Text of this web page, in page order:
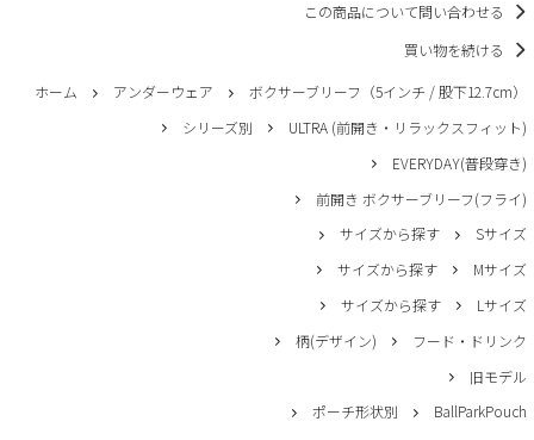
この商品について問い合わせる
買い物を続ける
ホーム アンダーウェア
ボクサーブリーフ（5インチ / 股下12.7cm）
シリーズ別
ULTRA (前開き・リラックスフィット)
EVERYDAY(普段穿き)
前開き ボクサーブリーフ(フライ)
サイズから探す
Sサイズ
サイズから探す
Mサイズ
サイズから探す
Lサイズ
柄(デザイン)
フード・ドリンク
旧モデル
ポーチ形状別
BallParkPouch